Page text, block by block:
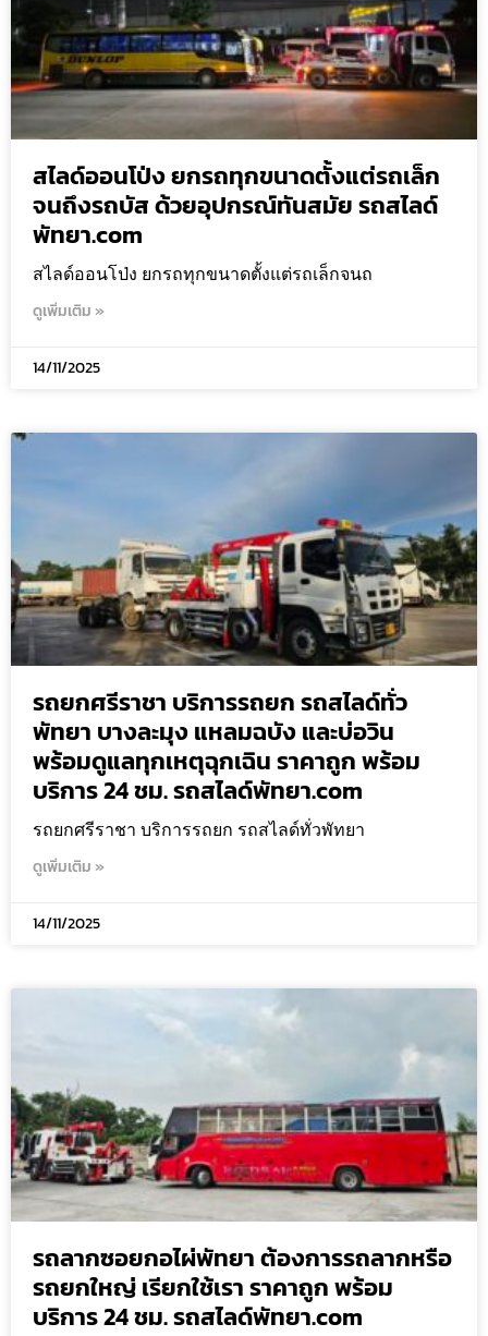
สไลด์ออนโป่ง ยกรถทุกขนาดตั้งแต่รถเล็ก
จนถึงรถบัส ด้วยอุปกรณ์ทันสมัย รถสไลด์
พัทยา.com
สไลด์ออนโป่ง ยกรถทุกขนาดตั้งแต่รถเล็กจนถ
ดูเพิ่มเติม »
14/11/2025
รถยกศรีราชา บริการรถยก รถสไลด์ทั่ว
พัทยา บางละมุง แหลมฉบัง และบ่อวิน
พร้อมดูแลทุกเหตุฉุกเฉิน ราคาถูก พร้อม
บริการ 24 ชม. รถสไลด์พัทยา.com
รถยกศรีราชา บริการรถยก รถสไลด์ทั่วพัทยา
ดูเพิ่มเติม »
14/11/2025
รถลากซอยกอไผ่พัทยา ต้องการรถลากหรือ
รถยกใหญ่ เรียกใช้เรา ราคาถูก พร้อม
บริการ 24 ชม. รถสไลด์พัทยา.com